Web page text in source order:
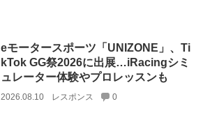
eモータースポーツ「UNIZONE」、Ti
kTok GG祭2026に出展…iRacingシミ
ュレーター体験やプロレッスンも
2026.08.10 レスポンス 0